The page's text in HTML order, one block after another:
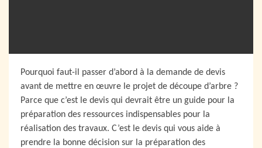
Pourquoi faut-il passer d’abord à la demande de devis
avant de mettre en œuvre le projet de découpe d’arbre ?
Parce que c’est le devis qui devrait être un guide pour la
préparation des ressources indispensables pour la
réalisation des travaux. C’est le devis qui vous aide à
prendre la bonne décision sur la préparation des